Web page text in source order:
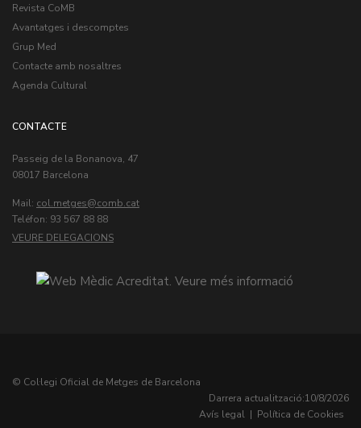
Revista CoMB
Avantatges i descomptes
Grup Med
Contacte amb nosaltres
Agenda Cultural
CONTACTE
Passeig de la Bonanova, 47
08017 Barcelona
Mail: col.metges
Teléfon: 93 567 88 88
VEURE DELEGACIONS
© Col·legi Oficial de Metges de Barcelona
Darrera actualització:10/8/2026
Avís legal | Política de Cookies